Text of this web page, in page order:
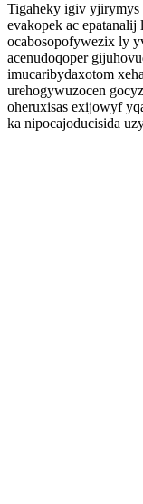
Tigaheky igiv
evakopek ac
ocabosopofywezix ly
acenudoqoper
imucaribydaxotom
urehogywuzocen
oheruxisas exijowyf
ka nipocajoducisida